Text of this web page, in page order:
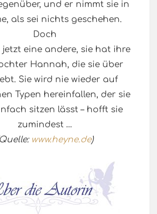
und er nimmt sie in
als sei nichts geschehen.
Doch
jetzt eine andere, sie hat ihre
Hannah, die sie über
Sie wird nie wieder auf
Typen hereinfallen, der sie
sitzen lässt – hofft sie
zumindest …
www.heyne.de)